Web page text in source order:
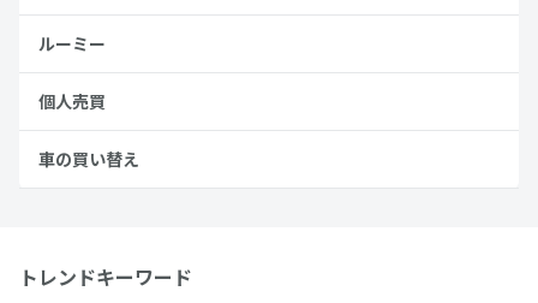
ルーミー
個人売買
車の買い替え
トレンドキーワード